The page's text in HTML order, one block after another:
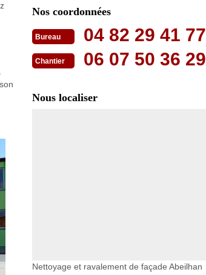
Nos coordonnées
Bureau 04 82 29 41 77
Chantier 06 07 50 36 29
Nous localiser
Nettoyage et ravalement de façade Abeilhan